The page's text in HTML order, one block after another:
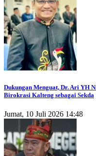
Dukungan Menguat, Dr. Ari YH
Birokrasi Kalteng sebagai Sekda
Jumat, 10 Juli 2026 14:48